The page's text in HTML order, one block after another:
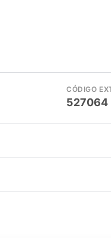
CÓDIGO
527064